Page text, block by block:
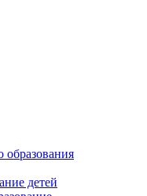
образования
детей